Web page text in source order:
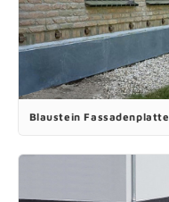
Blaustein Fassadenplatte